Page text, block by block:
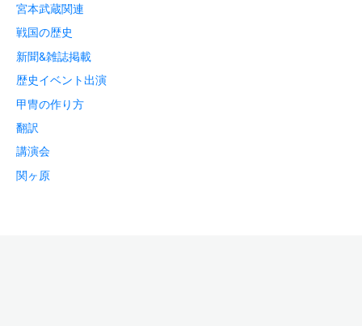
宮本武蔵関連
戦国の歴史
新聞&雑誌掲載
歴史イベント出演
甲冑の作り方
翻訳
講演会
関ヶ原